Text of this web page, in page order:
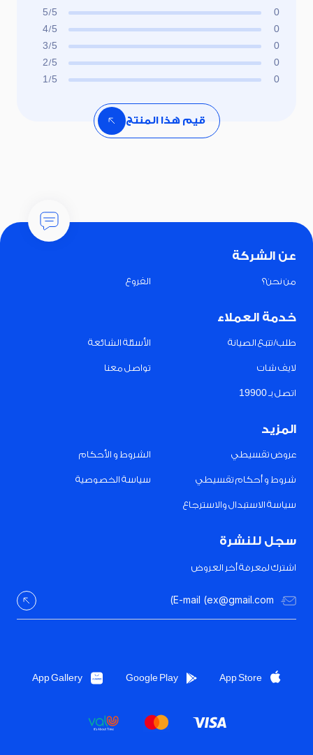
0
1/5
0
2/5
0
3/5
0
4/5
0
5/5
قيم هذا المنتج
عن الشركة
من نحن؟ الفروع
خدمة العملاء
طلب/تتبع الصيانة الأسئلة الشائعة
لايف شات تواصل معنا
اتصل بـ 19900
المزيد
عروض تقسيطي الشروط و الأحكام
شروط و أحكام تقسيطي سياسة الخصوصية
سياسة الاستبدال والاسترجاع
سجل للنشرة
اشترك لمعرفة أخر العروض
App Store
Google Play
App Gallery